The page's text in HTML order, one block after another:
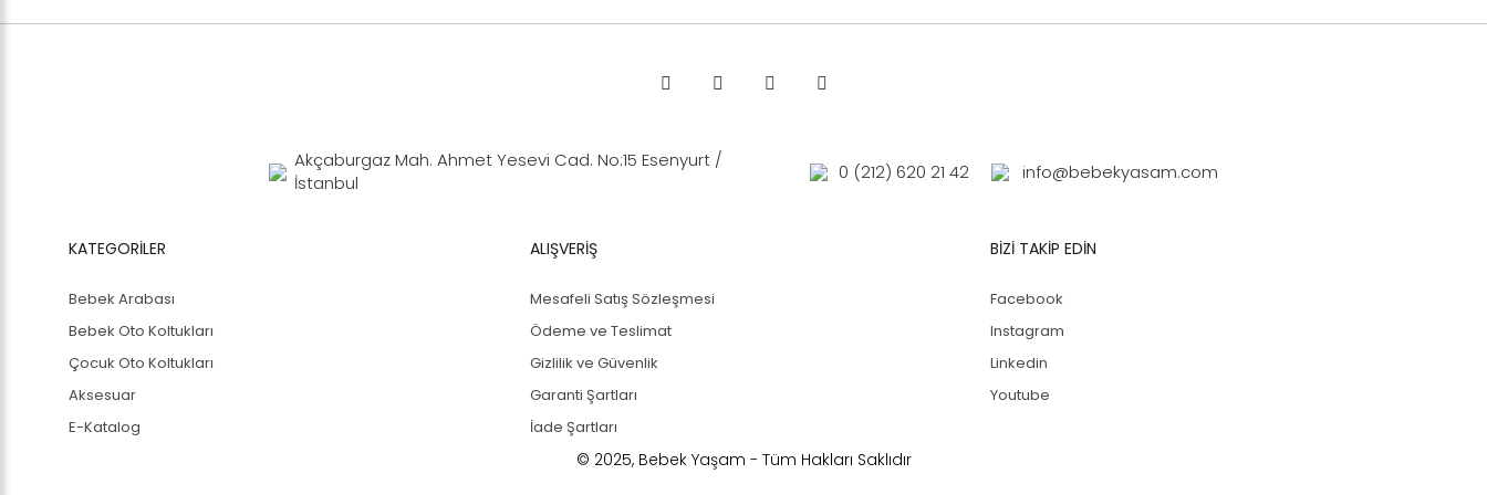
Akçaburgaz Mah. Ahmet Yesevi Cad. No:15 Esenyurt /
İstanbul
0 (212) 620 21 42 info@bebekyasam.com
KATEGORİLER
Bebek Arabası
Bebek Oto Koltukları
Çocuk Oto Koltukları
Aksesuar
E-Katalog
ALIŞVERİŞ
Mesafeli Satış Sözleşmesi
Ödeme ve Teslimat
Gizlilik ve Güvenlik
Garanti Şartları
İade Şartları
BİZİ TAKİP EDİN
Facebook
Instagram
Linkedin
Youtube
© 2025, Bebek Yaşam - Tüm Hakları Saklıdır